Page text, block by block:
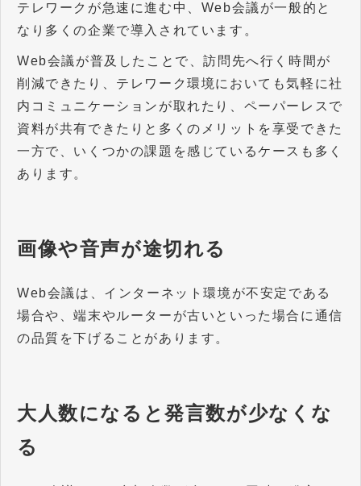
テレワークが急速に進む中、Web会議が一般的と
なり多くの企業で導入されています。
Web会議が普及したことで、訪問先へ行く時間が
削減できたり、テレワーク環境においても気軽に社
内コミュニケーションが取れたり、ペーパーレスで
資料が共有できたりと多くのメリットを享受できた
一方で、いくつかの課題を感じているケースも多く
あります。
画像や音声が途切れる
Web会議は、インターネット環境が不安定である
場合や、端末やルーターが古いといった場合に通信
の品質を下げることがあります。
大人数になると発言数が少なくな
る